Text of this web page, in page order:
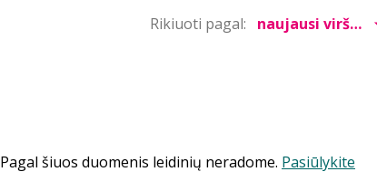
Rikiuoti pagal:
Pagal šiuos duomenis leidinių neradome. Pasiūlykite